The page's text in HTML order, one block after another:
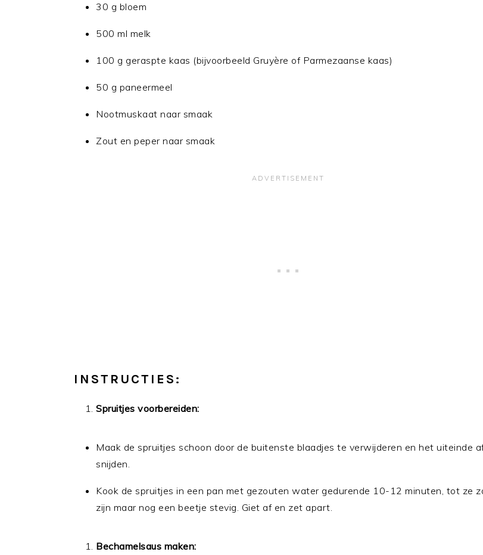
30 g bloem
500 ml melk
100 g geraspte kaas (bijvoorbeeld Gruyère of Parmezaanse kaas)
50 g paneermeel
Nootmuskaat naar smaak
Zout en peper naar smaak
INSTRUCTIES:
Spruitjes voorbereiden:
Maak de spruitjes schoon door de buitenste blaadjes te verwijderen en het uiteinde
snijden.
Kook de spruitjes in een pan met gezouten water gedurende 10-12 minuten, tot ze
zijn maar nog een beetje stevig. Giet af en zet apart.
Bechamelsaus maken: